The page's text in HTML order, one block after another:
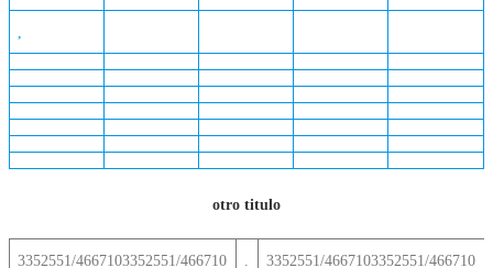
,
otro titulo
3352551/4667103352551/466710 3352551/4667103352551/466710